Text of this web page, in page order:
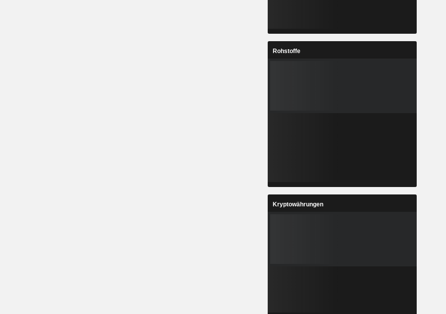
Rohstoffe
Kryptowährungen